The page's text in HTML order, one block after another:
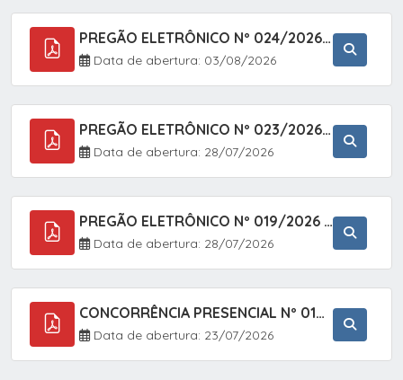
PREGÃO ELETRÔNICO Nº 024/2026 - AQUISIÇÃO DE GÁS MEDICINAL TIPO OXIGÊNIO (1,00 M3, 3,00 M3 E 10,00 M3), EM ATENDIMENTO À SECRETARIA MUNICIPAL DE SAÚDE, ATRAVÉS DO SISTEMA DE REGISTRO DE PREÇOS (SRP)
Data de abertura: 03/08/2026
PREGÃO ELETRÔNICO Nº 023/2026 - AQUISIÇÃO DE ENXOVAL INFANTIL, EM ATENDIMENTO À SECRETARIA MUNICIPAL DE EDUCAÇÃO, ATRAVÉS DO SISTEMA DE REGISTRO DE PREÇOS (SRP).
Data de abertura: 28/07/2026
PREGÃO ELETRÔNICO Nº 019/2026 - CONTRATAÇÃO DE EMPRESA ESPECIALIZADA PARA A PRESTAÇÃO DE SERVIÇOS VETERINÁRIOS CLÍNICOS E CIRÚRGICOS, COM FOCO EM AÇÕES DE SAÚDE PÚBLICA, BEM-ESTAR ANIMAL E CONTROLE POPULACIONAL ÉTICO DE CÃES E GATOS, EM ATENDIMENTO À
Data de abertura: 28/07/2026
CONCORRÊNCIA PRESENCIAL Nº 018/2026 - PAVIMENTAÇÃO ASFÁLTICA NO BAIRRO VOTUPOCA ? ESTRADA DA RAPOSA, NO MUNICÍPIO DE SETE BARRAS/SP
Data de abertura: 23/07/2026